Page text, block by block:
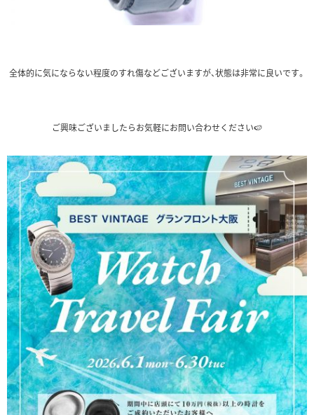
全体的に気にならない程度のすれ傷などございますが、状態は非常に良いです。
ご興味ございましたらお気軽にお問い合わせください🍉